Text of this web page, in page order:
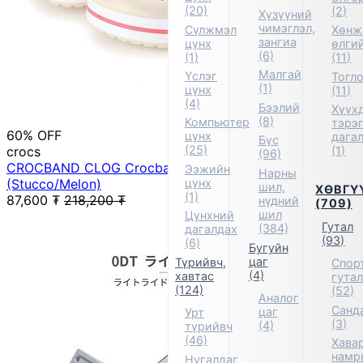
(20)
Сүлжмэл
цүнх
(1)
Үслэг
цүнх
(4)
Компьютер
цүнх
(25)
Ээжийн
цүнх
(1)
Цүнхний
дагалдах
(6)
Түрийвч,
хавтас
(124)
Урт
түрийвч
(46)
Нугалдаг
Хүзүүний
чимэглэл,
зангиа
(6)
Малгай
(1)
Бээлий
(8)
Бүс
(96)
Нарны
шил,
нүдний
шил
(384)
Бугуйн
цаг
(4)
Аналог
цаг
(4)
(2)
(11)
(11)
(1)
(709)
Гутал
(93)
гутал
(52)
(3)
60% OFF
crocs
CROCBAND CLOG Crocband Clog Sandals
(Stucco/Melon)
87,600 ₮ 218,200 ₮